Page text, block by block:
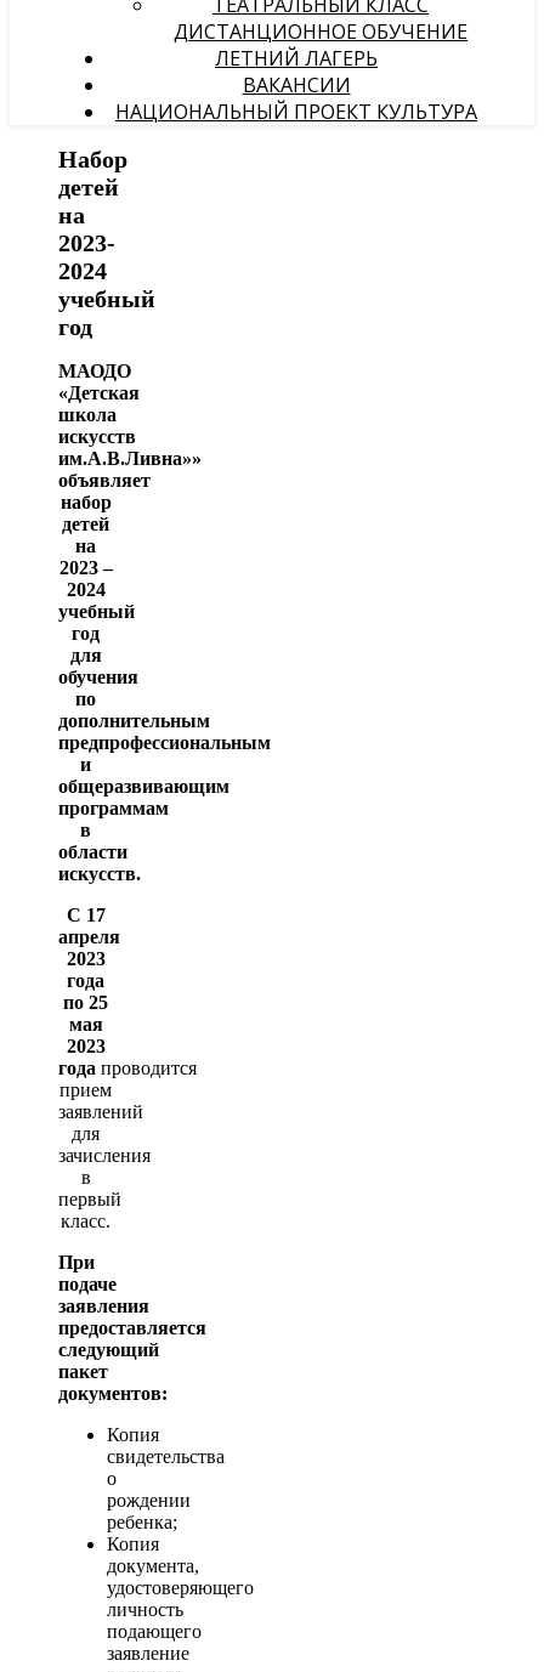
ДИСТАНЦИОННОЕ ОБУЧЕНИЕ
ЛЕТНИЙ ЛАГЕРЬ
ВАКАНСИИ
НАЦИОНАЛЬНЫЙ ПРОЕКТ КУЛЬТУРА
Набор
детей
на
2023-
2024
учебный
год
МАОДО
«Детская
школа
искусств
им.А.В.Ливна»»
объявляет
набор
детей
на
2023 –
2024
учебный
год
для
обучения
по
дополнительным
предпрофессиональным
и
общеразвивающим
программам
в
области
искусств.
С 17
апреля
2023
года
по 25
мая
2023
года проводится
прием
заявлений
для
зачисления
в
первый
класс.
При
подаче
заявления
предоставляется
следующий
пакет
документов:
Копия
свидетельства
о
рождении
ребенка;
Копия
документа,
удостоверяющего
личность
подающего
заявление